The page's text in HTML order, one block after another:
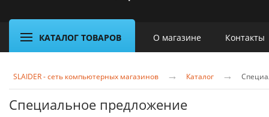
КАТАЛОГ ТОВАРОВ О магазине Контакты
SLAIDER - сеть компьютерных магазинов → Каталог →
Специальное предложение